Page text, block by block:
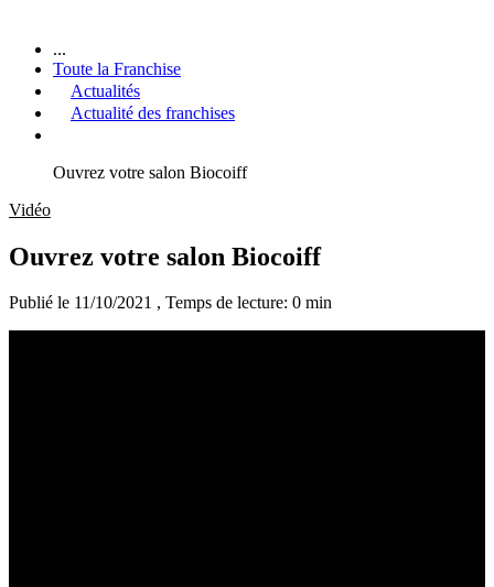
...
Toute la Franchise
Actualités
Actualité des franchises
Ouvrez votre salon Biocoiff
Vidéo
Ouvrez votre salon Biocoiff
Publié le 11/10/2021 , Temps de lecture: 0 min